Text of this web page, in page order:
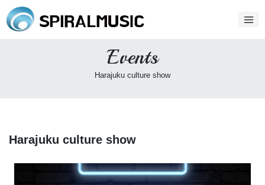
Events
Harajuku culture show
Harajuku culture show